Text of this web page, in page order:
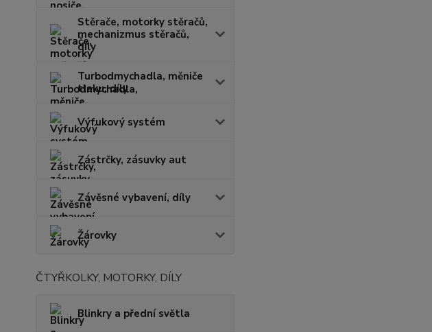
Stěrače, motorky stěračů,
mechanizmus stěračů,
díly
Turbodmychadla, měniče
tlaku, díly
Výfukový systém
Zástrčky, zásuvky aut
Závěsné vybavení, díly
Žárovky
ČTYŘKOLKY, MOTORKY, DÍLY
Blinkry a přední světla